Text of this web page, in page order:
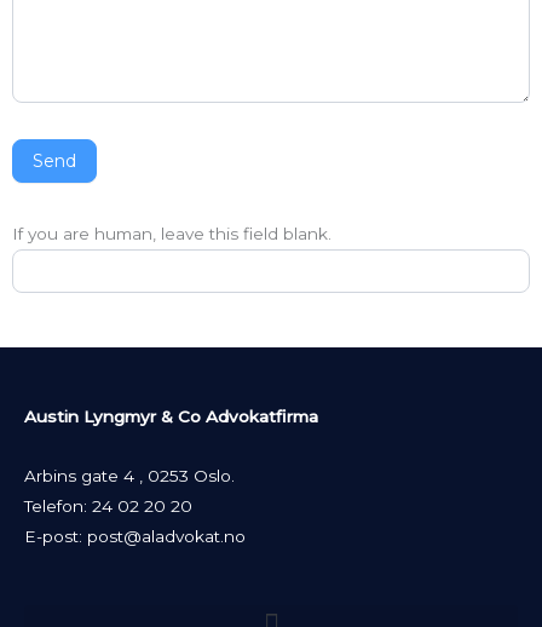
Send
If you are human, leave this field blank.
Austin Lyngmyr & Co Advokatfirma
Arbins gate 4 , 0253 Oslo.
Telefon: 24 02 20 20
E-post: post@aladvokat.no